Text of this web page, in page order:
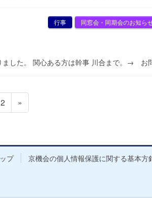
同窓会・同期会のお知ら
行事
ました。 関心ある方は幹事 川合まで。→ お
固
定
ジ
2 »
プ 京機会の個人情報保護に関する基本方